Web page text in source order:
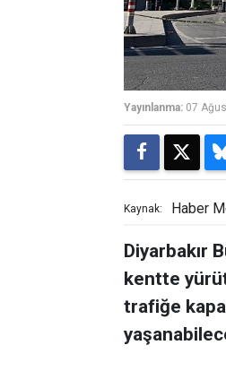
Yayınlanma: 07
Kaynak: Haber
Diyarbakır
kentte
trafiğe